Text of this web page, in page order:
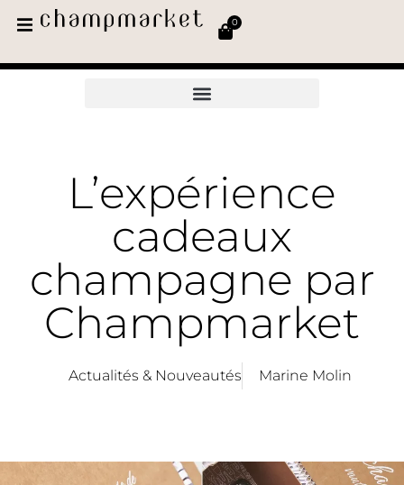
0
L’expérience
cadeaux
champagne par
Champmarket
Actualités & Nouveautés Marine Molin